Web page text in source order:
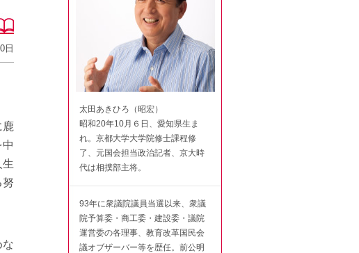
日
鹿
生
努
な
太田あきひろ（昭宏）
昭和20年10月６日、愛知県生ま
れ。京都大学大学院修士課程修
了、元国会担当政治記者、京大時
代は相撲部主将。
93年に衆議院議員当選以来、衆議
院予算委・商工委・建設委・議院
運営委の各理事、教育改革国民会
議オブザーバー等を歴任。前公明